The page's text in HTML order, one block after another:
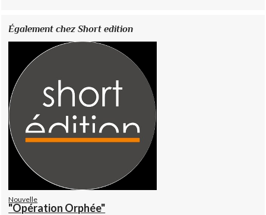
Également chez Short edition
Nouvelle
"Opération Orphée"